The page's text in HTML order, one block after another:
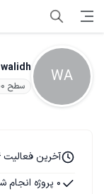
WA
walidh
سطح ۰
آخرین فعالیت 14 مهر 1404
0 پروژه انجام شده